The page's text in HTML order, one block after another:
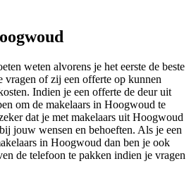
weten alvorens je het eerste de beste
vragen of zij een offerte op kunnen
Indien je een offerte de deur uit
om de makelaars in Hoogwoud te
dat je met makelaars uit Hoogwoud
jouw wensen en behoeften. Als je een
in Hoogwoud dan ben je ook
de telefoon te pakken indien je vragen